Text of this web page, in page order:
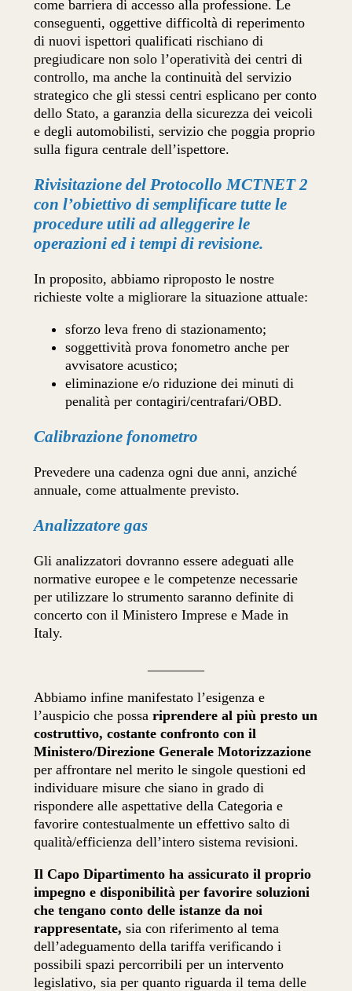
come barriera di accesso alla professione. Le
conseguenti, oggettive difficoltà di reperimento
di nuovi ispettori qualificati rischiano di
pregiudicare non solo l’operatività dei centri di
controllo, ma anche la continuità del servizio
strategico che gli stessi centri esplicano per conto
dello Stato, a garanzia della sicurezza dei veicoli
e degli automobilisti, servizio che poggia proprio
sulla figura centrale dell’ispettore.
Rivisitazione del Protocollo MCTNET 2
con l’obiettivo di semplificare tutte le
procedure utili ad alleggerire le
operazioni ed i tempi di revisione.
In proposito, abbiamo riproposto le nostre
richieste volte a migliorare la situazione attuale:
sforzo leva freno di stazionamento;
soggettività prova fonometro anche per
avvisatore acustico;
eliminazione e/o riduzione dei minuti di
penalità per contagiri/centrafari/OBD.
Calibrazione fonometro
Prevedere una cadenza ogni due anni, anziché
annuale, come attualmente previsto.
Analizzatore gas
Gli analizzatori dovranno essere adeguati alle
normative europee e le competenze necessarie
per utilizzare lo strumento saranno definite di
concerto con il Ministero Imprese e Made in
Italy.
Abbiamo infine manifestato l’esigenza e
l’auspicio che possariprendere al più presto un
costruttivo, costante confronto con il
Ministero/Direzione Generale Motorizzazione
per affrontare nel merito le singole questioni ed
individuare misure che siano in grado di
rispondere alle aspettative della Categoria e
favorire contestualmente un effettivo salto di
qualità/efficienza dell’intero sistema revisioni.
Il Capo Dipartimento ha assicurato il proprio
impegno e disponibilità per favorire soluzioni
che tengano conto delle istanze da noi
rappresentate,sia con riferimento al tema
dell’adeguamento della tariffa verificando i
possibili spazi percorribili per un intervento
legislativo, sia per quanto riguarda il tema delle